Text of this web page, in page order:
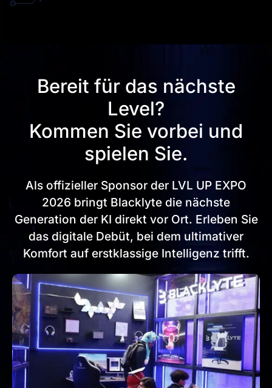
Bereit für das nächste
Level?
Kommen Sie vorbei und
spielen Sie.
Als offizieller Sponsor der LVL UP EXPO
2026 bringt Blacklyte die nächste
Generation der KI direkt vor Ort. Erleben Sie
das digitale Debüt, bei dem ultimativer
Komfort auf erstklassige Intelligenz trifft.
Get €30 off your first order!
Subscribe to unlock and stay updated on Blacklyte special offers,
new releases and more!
CLAIM YOUR DISCOUNT
No, suscribe later